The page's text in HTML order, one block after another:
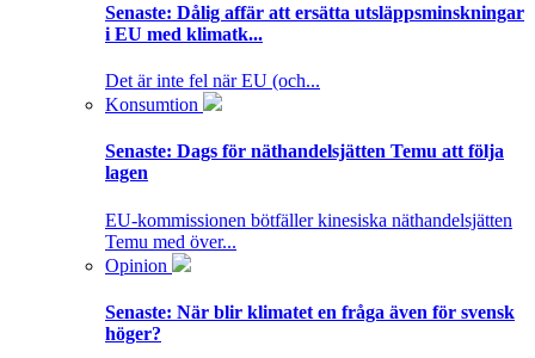
Senaste: Dålig affär att ersätta utsläppsminskningar
i EU med klimatk...
Det är inte fel när EU (och...
Konsumtion
Senaste: Dags för näthandelsjätten Temu att följa
lagen
EU-kommissionen bötfäller kinesiska näthandelsjätten
Temu med över...
Opinion
Senaste: När blir klimatet en fråga även för svensk
höger?